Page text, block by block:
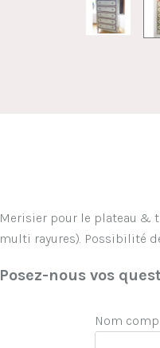
Merisier pour le plateau &
multi rayures). Possibilité
Posez-nous vos
Nom